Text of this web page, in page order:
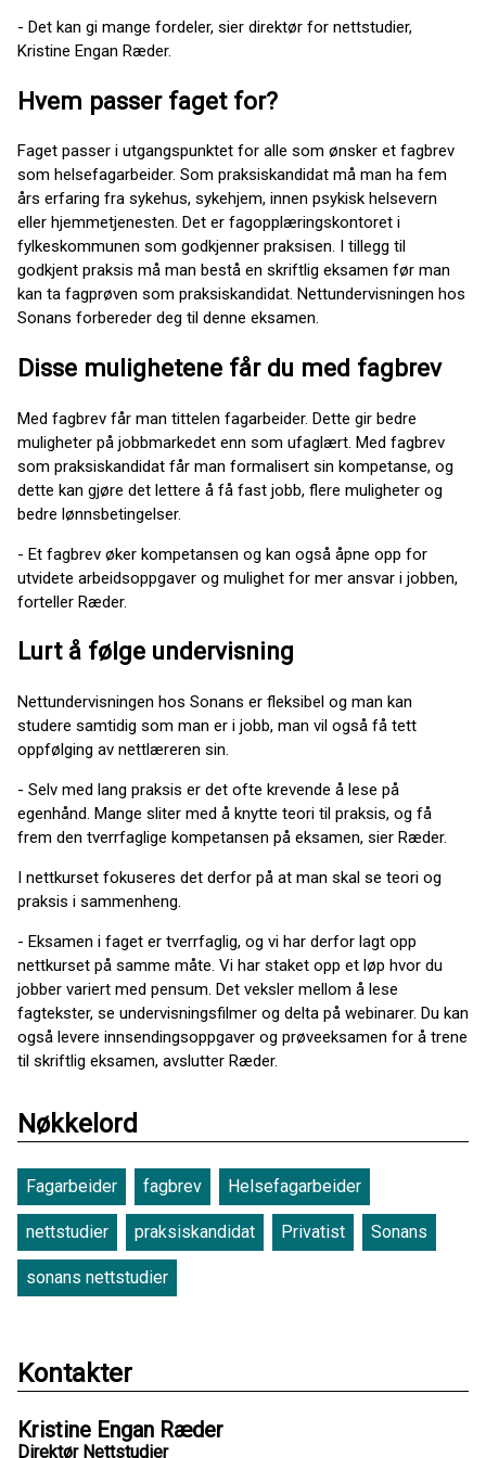
- Det kan gi mange fordeler, sier direktør for nettstudier,
Kristine Engan Ræder.
Hvem passer faget for?
Faget passer i utgangspunktet for alle som ønsker et fagbrev
som helsefagarbeider. Som praksiskandidat må man ha fem
års erfaring fra sykehus, sykehjem, innen psykisk helsevern
eller hjemmetjenesten. Det er fagopplæringskontoret i
fylkeskommunen som godkjenner praksisen. I tillegg til
godkjent praksis må man bestå en skriftlig eksamen før man
kan ta fagprøven som praksiskandidat. Nettundervisningen hos
Sonans forbereder deg til denne eksamen.
Disse mulighetene får du med fagbrev
Med fagbrev får man tittelen fagarbeider. Dette gir bedre
muligheter på jobbmarkedet enn som ufaglært. Med fagbrev
som praksiskandidat får man formalisert sin kompetanse, og
dette kan gjøre det lettere å få fast jobb, flere muligheter og
bedre lønnsbetingelser.
- Et fagbrev øker kompetansen og kan også åpne opp for
utvidete arbeidsoppgaver og mulighet for mer ansvar i jobben,
forteller Ræder.
Lurt å følge undervisning
Nettundervisningen hos Sonans er fleksibel og man kan
studere samtidig som man er i jobb, man vil også få tett
oppfølging av nettlæreren sin.
- Selv med lang praksis er det ofte krevende å lese på
egenhånd. Mange sliter med å knytte teori til praksis, og få
frem den tverrfaglige kompetansen på eksamen, sier Ræder.
I nettkurset fokuseres det derfor på at man skal se teori og
praksis i sammenheng.
- Eksamen i faget er tverrfaglig, og vi har derfor lagt opp
nettkurset på samme måte. Vi har staket opp et løp hvor du
jobber variert med pensum. Det veksler mellom å lese
fagtekster, se undervisningsfilmer og delta på webinarer. Du kan
også levere innsendingsoppgaver og prøveeksamen for å trene
til skriftlig eksamen, avslutter Ræder.
Nøkkelord
Fagarbeider fagbrev Helsefagarbeider
nettstudier praksiskandidat Privatist Sonans
sonans nettstudier
Kontakter
Kristine Engan Ræder
Direktør Nettstudier